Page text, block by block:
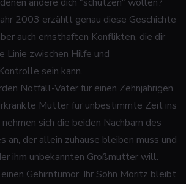
2003 erzählt genau diese Geschichte
auch ernsthaften Konflikten, die dir
Linie zwischen Hilfe und
sein kann.
Notfall-Väter für einen Zehnjährigen
Mutter für unbestimmte Zeit ins
nehmen sich die beiden Nachbarn des
an, der allein zuhause bleiben muss und
ihm unbekannten Großmutter will.
Gehirntumor. Ihr Sohn Moritz bleibt